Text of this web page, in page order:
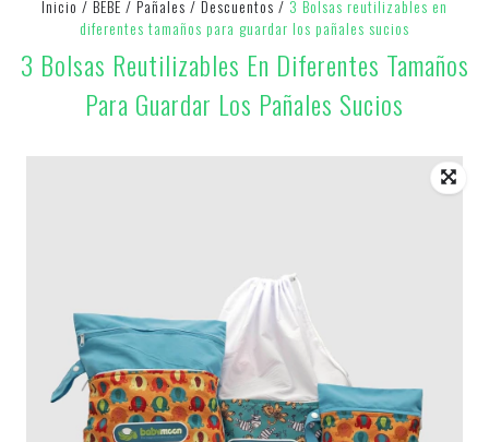
Inicio / BEBE / Pañales / Descuentos / 3 Bolsas reutilizables en
diferentes tamaños para guardar los pañales sucios
3 Bolsas Reutilizables En Diferentes Tamaños
Para Guardar Los Pañales Sucios